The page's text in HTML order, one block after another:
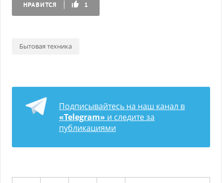
НРАВИТСЯ 1
Бытовая техника
Подписывайтесь на наш канал в
«Telegram» и следите за
публикациями